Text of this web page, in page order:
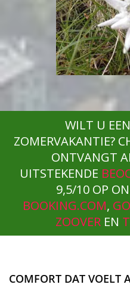
WILT U
ZOMERVAKANTIE?
ONTVANGT
UITSTEKENDE
9,5/10 OP
BOOKING.COM,
ZOOVEREN
COMFORT DAT VOELT